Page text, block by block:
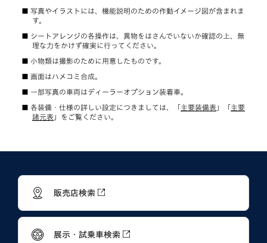
写真やイラストには、機能説明のための作動イメージ図が含まれま
す。
シートアレンジの各操作は、異物をはさんでいないか確認の上、無
理な力をかけず確実に行ってください。
小物類は撮影のために用意したものです。
画面はハメコミ合成。
一部写真の車両はディーラーオプション装着車。
各装備・仕様の詳しい設定につきましては、「 主要装備表 」「 主要
諸元表 」をご覧ください。
販売店検索
展示・試乗車検索